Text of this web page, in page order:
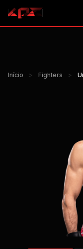
Início > Fighters >